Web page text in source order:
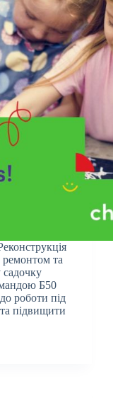
ремонтом та
Б50
роботи під
підвищити